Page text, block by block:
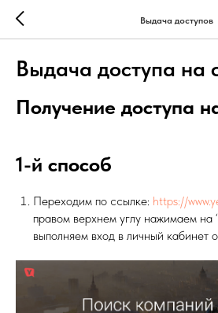
Выдача доступов
Выдача доступа на
Получение доступа
1-й способ
Переходим по ссылке: https://
правом верхнем углу нажимаем на
выполняем вход в личный кабинет